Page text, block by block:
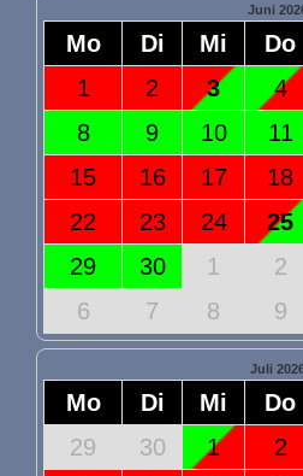
Juni
Mo Di Mi Do
1
2 3 4
8
9 10 11
15
16 17 18
22
23 24 25
29
30 1 2
6
7 8 9
Juli
Mo Di Mi Do
29
30 1 2